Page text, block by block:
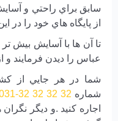
سابق براي راحتي و
از پايگاه هاي خود را در
تا آن ها با آسايش بيش تر
عباس را ديدن فرمايند
شما در هر جايي از
شماره 32 32 32 32-031
اجاره كنيد .و ديگر